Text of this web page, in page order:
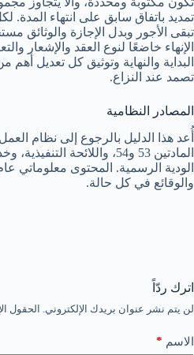
تمديد باتفاق سابق على انتهاء المدة.
تبقى الأجور وبدل الإجازة والوثائق
الإنهاء خاضعًا لنوع العقد والإشعار
البداية والنهاية وتوثيق كل تعديل
تصمد عند النزاع.
المصادر النظامية
أُعد هذا الدليل بالرجوع إلى نظام
المادتين 53 و54، واللائحة
الودية الرسمية. المحتوى معلوماتي
والوقائع في كل حالة.
اترك ردّاً
لن يتم نشر عنوان بريدك الإلكتروني. الحقول
الاسم *